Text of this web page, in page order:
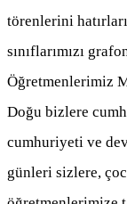
törenlerini
sınıflarımızı
Öğretmenlerimiz
Doğu bizlere
cumhuriyeti ve
günleri sizlere,